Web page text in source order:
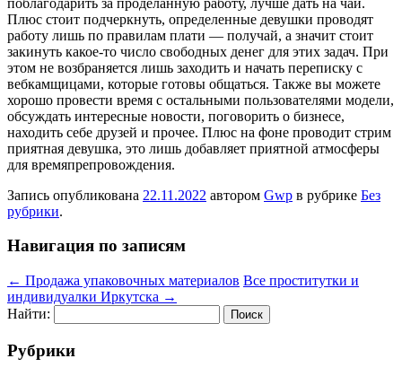
Плюс стоит подчеркнуть, определенные девушки проводят
работу лишь по правилам плати — получай, а значит стоит
закинуть какое-то число свободных денег для этих задач. При
этом не возбраняется лишь заходить и начать переписку с
вебкамщицами, которые готовы общаться. Также вы можете
хорошо провести время с остальными пользователями модели,
обсуждать интересные новости, поговорить о бизнесе,
находить себе друзей и прочее. Плюс на фоне проводит стрим
приятная девушка, это лишь добавляет приятной атмосферы
для времяпрепровождения.
Запись опубликована 22.11.2022 автором Gwp в рубрике Без
рубрики.
Навигация по записям
← Продажа упаковочных материалов Все проститутки и
индивидуалки Иркутска →
Найти:
Рубрики